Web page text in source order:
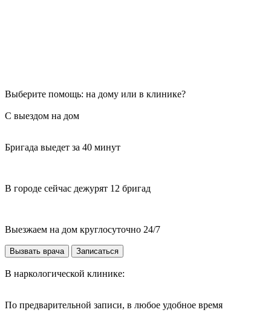
Выберите помощь: на дому или в клинике?
С выездом на дом
Бригада выедет за 40 минут
В городе сейчас дежурят 12 бригад
Выезжаем на дом круглосуточно 24/7
Вызвать врача Записаться
В наркологической клинике:
По предварительной записи, в любое удобное время